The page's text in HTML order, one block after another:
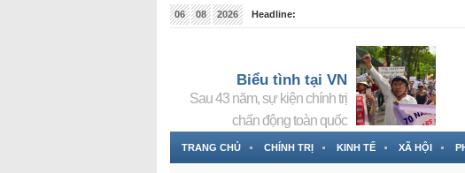
06 08 2026
Headline:
Biểu tình tại VN
Sau 43 năm, sự kiện chính trị
chấn động toàn quốc
TRANG CHỦ CHÍNH TRỊ KINH TẾ XÃ HỘI